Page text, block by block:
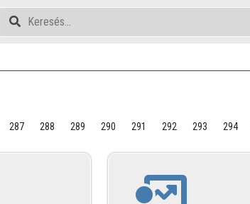
287 288 289 290 291 292 293 294